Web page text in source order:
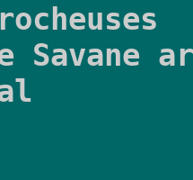
Savane